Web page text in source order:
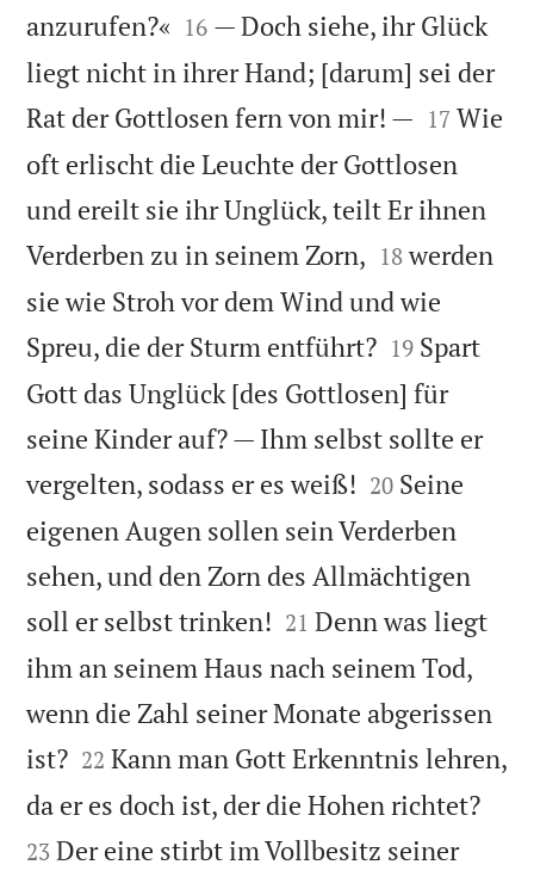
anzurufen?« 

16 — Doch siehe, ihr Glück
liegt nicht in ihrer Hand; [darum] sei der
Rat der Gottlosen fern von mir! — 

17 Wie
oft erlischt die Leuchte der Gottlosen
und ereilt sie ihr Unglück, teilt Er ihnen
Verderben zu in seinem Zorn, 

18 werden
sie wie Stroh vor dem Wind und wie
Spreu, die der Sturm entführt?
19 Spart
Gott das Unglück [des Gottlosen] für
seine Kinder auf? — Ihm selbst sollte er
vergelten, sodass er es weiß! 

20 Seine
eigenen Augen sollen sein Verderben
sehen, und den Zorn des Allmächtigen
soll er selbst trinken! 

21 Denn was liegt
ihm an seinem Haus nach seinem Tod,
wenn die Zahl seiner Monate abgerissen
ist?
22 Kann man Gott Erkenntnis lehren,
da er es doch ist, der die Hohen richtet?
23 Der eine stirbt im Vollbesitz seiner